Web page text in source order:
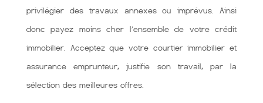
privilégier des travaux annexes ou imprévus. Ainsi
donc payez moins cher l’ensemble de votre crédit
immobilier. Acceptez que votre courtier immobilier et
assurance emprunteur, justifie son travail, par la
sélection des meilleures offres.